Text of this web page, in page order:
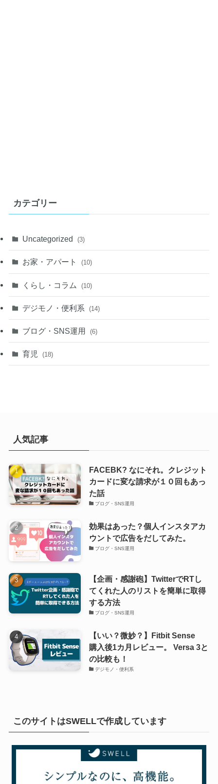
カテゴリー
Uncategorized (3)
お家・アパート (10)
くらし・コラム (10)
デジモノ・便利系 (14)
ブログ・SNS運用 (6)
育児 (18)
人気記事
FACEBK? なにそれ。クレジット
カードに変な請求が１０回もあっ
た話
ブログ・SNS運用
効果はあった？個人インスタアカ
ウントで広告をだしてみた。
ブログ・SNS運用
【企画・感謝砲】TwitterでRTし
てくれた人のリストを簡単に取得
する方法
ブログ・SNS運用
【いい？微妙？】Fitbit Sense
購入後1カ月レビュー。 Versa 3と
の比較も！
デジモノ・便利系
このサイトはSWELLで作成しています